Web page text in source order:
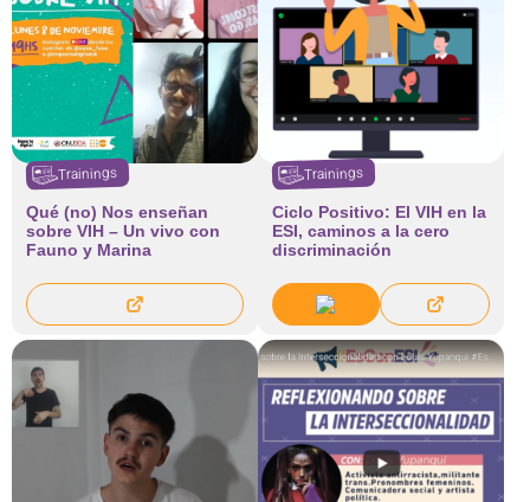
Trainings
Qué (no) Nos enseñan
sobre VIH – Un vivo con
Fauno y Marina
Trainings
Ciclo Positivo: El VIH en la
ESI, caminos a la cero
discriminación